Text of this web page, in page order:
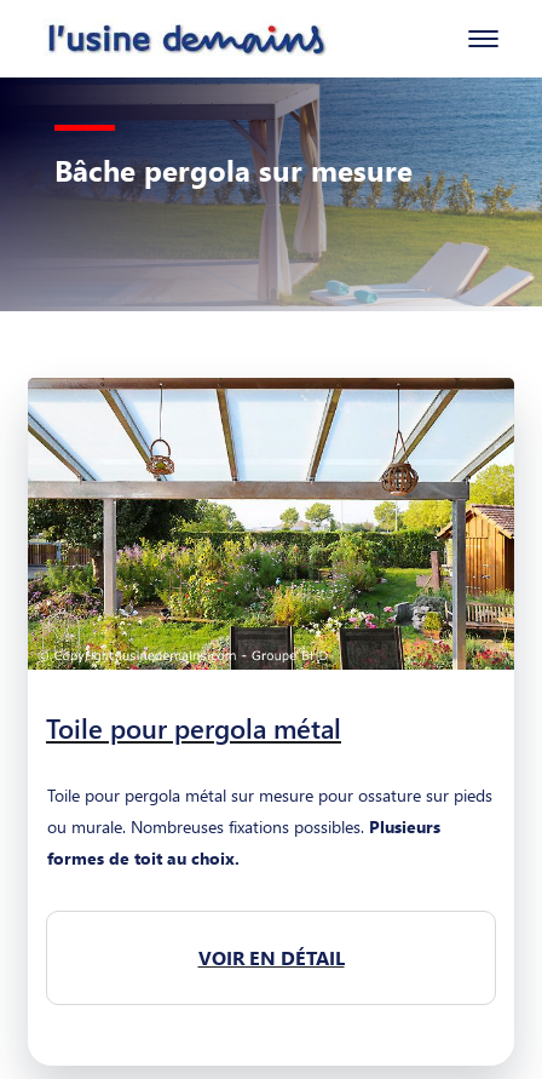
Bâche pergola sur mesure
Toile pour pergola métal
Toile pour pergola métal sur mesure pour ossature sur pieds
ou murale. Nombreuses fixations possibles. Plusieurs
formes de toit au choix.
VOIR EN DÉTAIL